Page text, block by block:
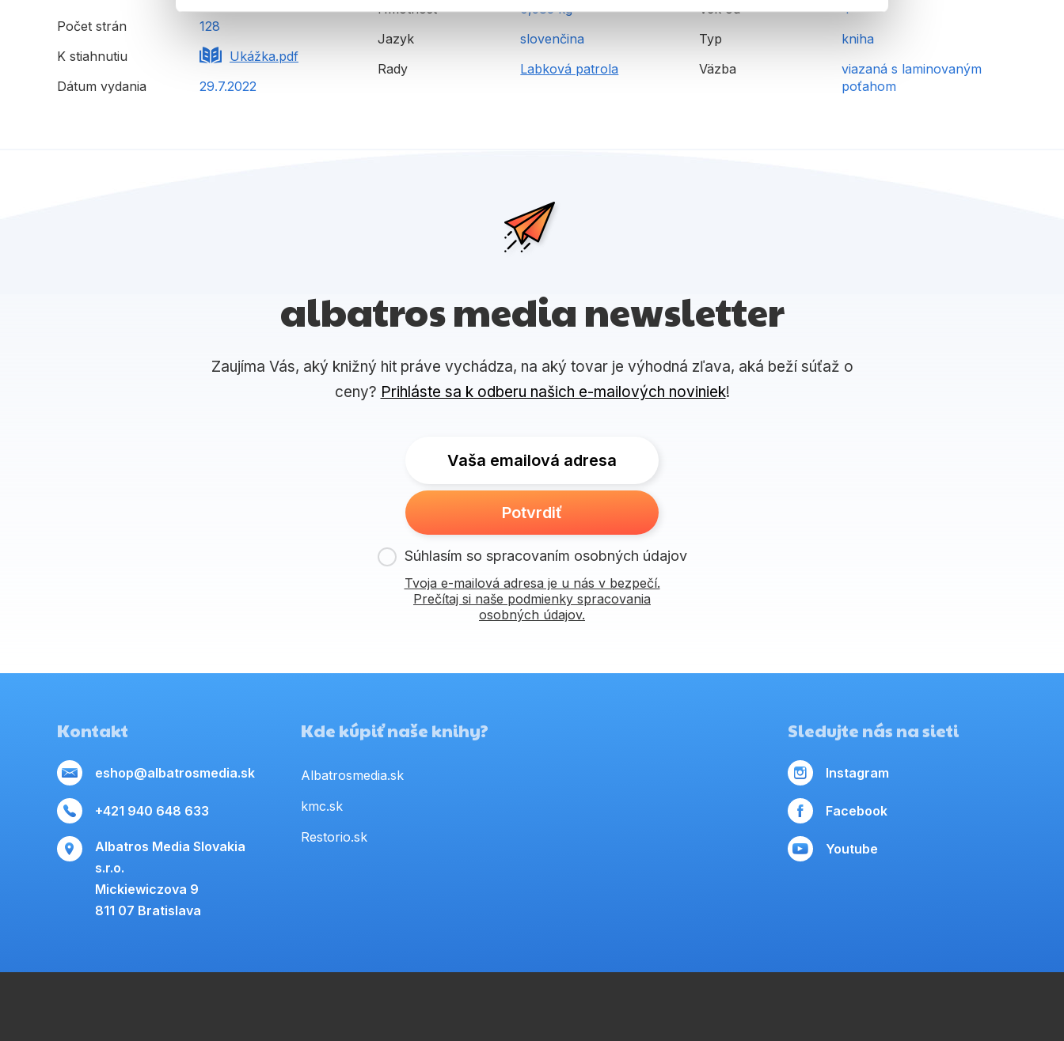
Počet strán
128
K stiahnutiu
Ukážka.pdf
Dátum vydania
29.7.2022
Hmotnosť
0,583 kg
Jazyk
slovenčina
Rady
Labková patrola
Vek od
4
Typ
kniha
Väzba
viazaná s laminovaným
poťahom
albatros media newsletter
Zaujíma Vás, aký knižný hit práve vychádza, na aký tovar je výhodná zľava, aká beží súťaž o
ceny? Prihláste sa k odberu našich e-mailových noviniek!
Vaša emailová adresa
Potvrdiť
Súhlasím so spracovaním osobných údajov
Tvoja e-mailová adresa je u nás v bezpečí.
Prečítaj si naše podmienky spracovania
osobných údajov.
Kontakt
eshop@albatrosmedia.sk
+421 940 648 633
Albatros Media Slovakia
s.r.o.
Mickiewiczova 9
811 07 Bratislava
Kde kúpiť naše knihy?
Albatrosmedia.sk
kmc.sk
Restorio.sk
Sledujte nás na sieti
Instagram
Facebook
Youtube